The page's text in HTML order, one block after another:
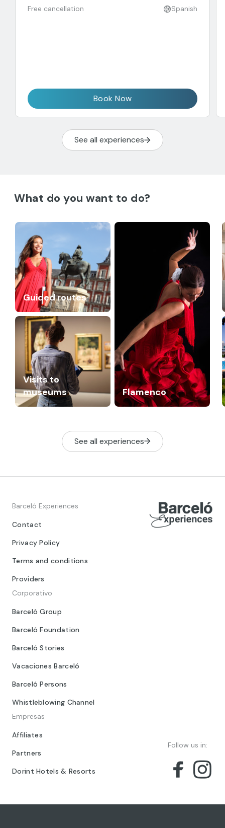
Free cancellation Spanish
Book Now
See all experiences
What do you want to do?
Guided routes
Flamenco
Visits to
museums
See all experiences
Barceló Experiences
Contact
Privacy Policy
Terms and conditions
Providers
Corporativo
Barceló Group
Barceló Foundation
Barceló Stories
Vacaciones Barceló
Barceló Persons
Whistleblowing Channel
Empresas
Affiliates
Partners
Dorint Hotels & Resorts
Follow us in: